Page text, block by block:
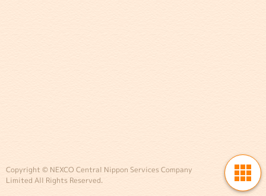
Copyright © NEXCO Central Nippon Services Company
Limited All Rights Reserved.